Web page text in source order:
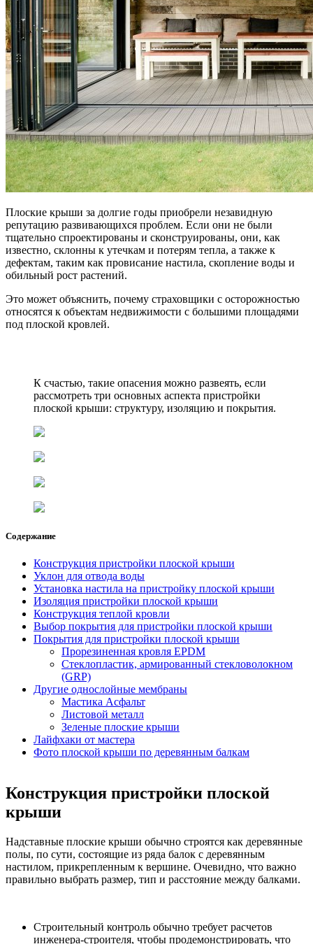
Плоские крыши за долгие годы приобрели незавидную
репутацию развивающихся проблем. Если они не были
тщательно спроектированы и сконструированы, они, как
известно, склонны к утечкам и потерям тепла, а также к
дефектам, таким как провисание настила, скопление воды и
обильный рост растений.
Это может объяснить, почему страховщики с осторожностью
относятся к объектам недвижимости с большими площадями
под плоской кровлей.
К счастью, такие опасения можно развеять, если
рассмотреть три основных аспекта пристройки
плоской крыши: структуру, изоляцию и покрытия.
Содержание
Конструкция пристройки плоской крыши
Уклон для отвода воды
Установка настила на пристройку плоской крыши
Изоляция пристройки плоской крыши
Конструкция теплой кровли
Выбор покрытия для пристройки плоской крыши
Покрытия для пристройки плоской крыши
Прорезиненная кровля EPDM
Стеклопластик, армированный стекловолокном
(GRP)
Другие однослойные мембраны
Мастика Асфальт
Листовой металл
Зеленые плоские крыши
Лайфхаки от мастера
Фото плоской крыши по деревянным балкам
Конструкция пристройки плоской
крыши
Надставные плоские крыши обычно строятся как деревянные
полы, по сути, состоящие из ряда балок с деревянным
настилом, прикрепленным к вершине. Очевидно, что важно
правильно выбрать размер, тип и расстояние между балками.
Строительный контроль обычно требует расчетов
инженера-строителя, чтобы продемонстрировать, что